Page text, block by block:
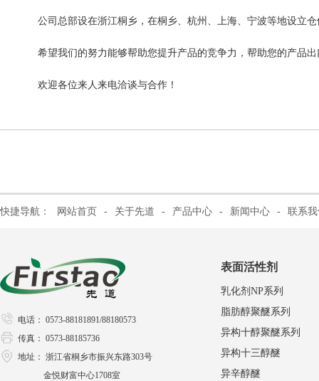
公司总部设在浙江桐乡，在桐乡、杭州、上海、宁波等地设立
希望我们的努力能够帮助您提升产品的竞争力，帮助您的产品
欢迎各位来人来电洽谈与合作！
快捷导航： 网站首页 - 关于先道 - 产品中心 - 新闻中心 - 联系
电话： 0573-88181891/88180573
传真： 0573-88185736
地址： 浙江省桐乡市振兴东路303号
金悦财富中心1708室
表面活性剂
乳化剂NP系列
脂肪醇聚醚系列
异构十醇聚醚系列
异构十三醇醚
异辛醇醚